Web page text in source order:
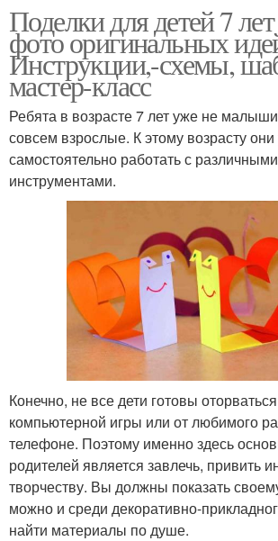
Поделки для детей 7
фото оригинальных
Инструкции,-схемы,
мастер-класс
Ребята в возрасте 7 лет уже не
совсем взрослые. К этому возрасту
самостоятельно работать с
инструментами.
Конечно, не все дети готовы
компьютерной игры или от любимого
телефоне. Поэтому именно здесь
родителей является завлечь, привить
творчеству. Вы должны показать
можно и среди декоративно-
найти материалы по душе.